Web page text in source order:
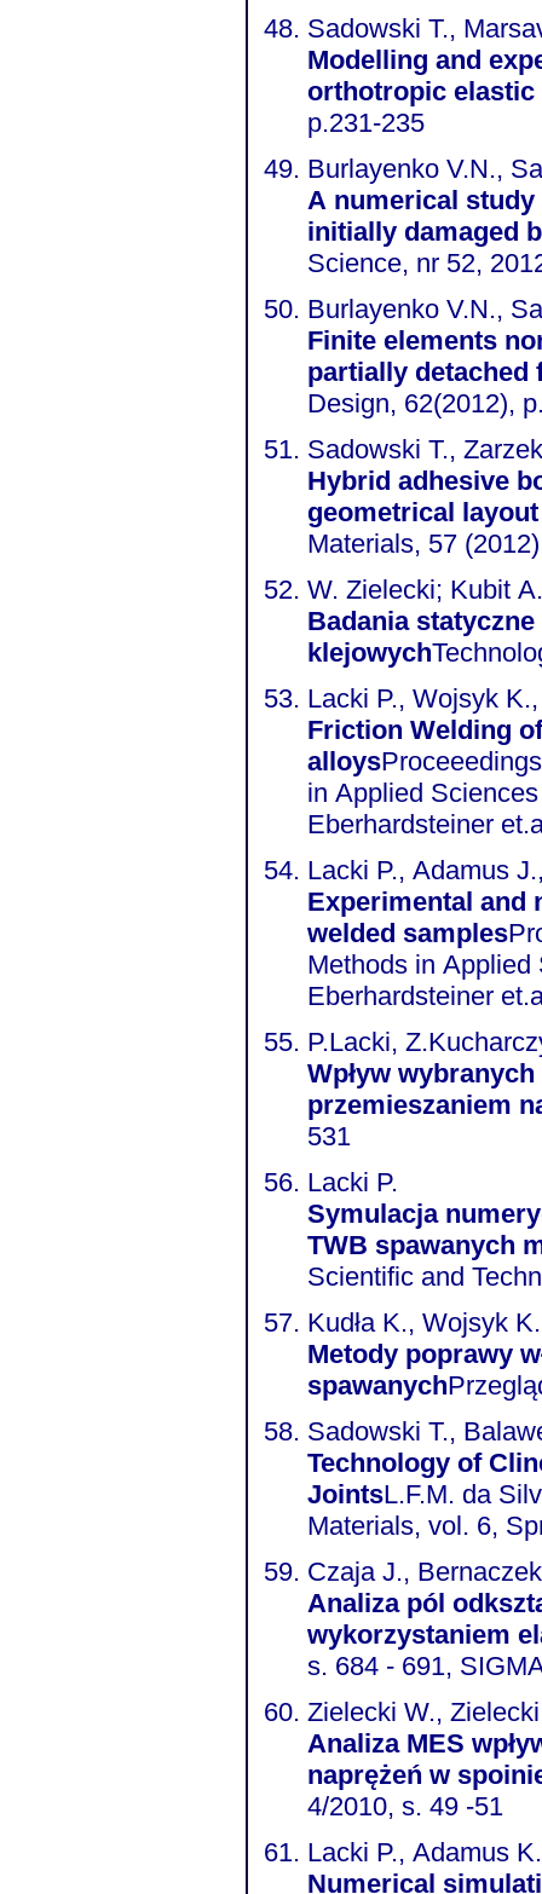
Sadowski T.,
Modelling and
orthotropic elastic
p.231-235
Burlayenko V.N.,
A numerical
initially damaged
Science, nr 52,
Burlayenko V.N.,
Finite elements
partially detached
Design, 62(2012),
Sadowski T.,
Hybrid adhesive
geometrical
Materials, 57
W. Zielecki; Kubit A.
Badania statyczne
klejowych
Lacki P., Wojsyk
Friction Welding
alloys
in Applied
Eberhardsteiner
Lacki P., Adamus
Experimental and
welded samples
Methods in
Eberhardsteiner
P.Lacki,
Wpływ
przemieszaniem
531
Lacki P.
Symulacja
TWB spawanych
Scientific and
Kudła K., Wojsyk K.
Metody poprawy
spawanych
Sadowski T.,
Technology of
JointsL.F.M. da
Materials, vol. 6,
Czaja J.,
Analiza pól
wykorzystaniem
s. 684 - 691,
Zielecki W.,
Analiza MES
naprężeń w
4/2010, s. 49 -51
Lacki P., Adamus K.
Numerical